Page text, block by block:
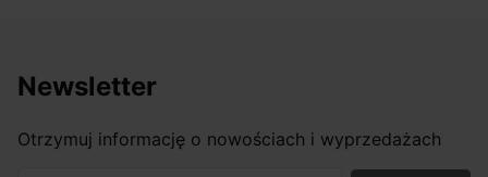
Newsletter
Otrzymuj informację o nowościach i wyprzedażach